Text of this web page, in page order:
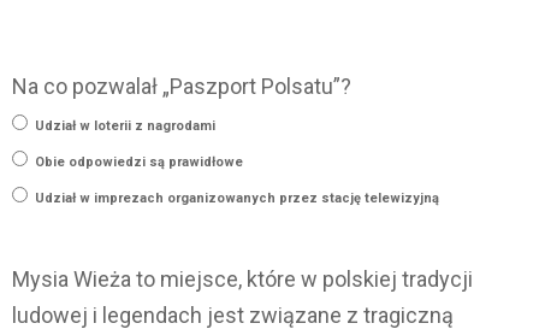
Na co pozwalał „Paszport Polsatu”?
Udział w loterii z nagrodami
Obie odpowiedzi są prawidłowe
Udział w imprezach organizowanych przez stację telewizyjną
Mysia Wieża to miejsce, które w polskiej tradycji
ludowej i legendach jest związane z tragiczną